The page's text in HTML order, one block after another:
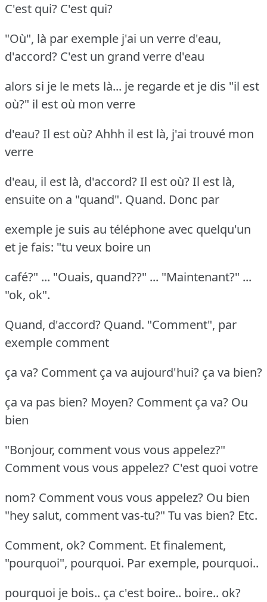
C'est qui? C'est qui?
"Où", là par exemple j'ai un verre d'eau,
d'accord? C'est un grand verre d'eau
alors si je le mets là... je regarde et je dis "il est
où?" il est où mon verre
d'eau? Il est où? Ahhh il est là, j'ai trouvé mon
verre
d'eau, il est là, d'accord? Il est où? Il est là,
ensuite on a "quand". Quand. Donc par
exemple je suis au téléphone avec quelqu'un
et je fais: "tu veux boire un
café?" ... "Ouais, quand??" ... "Maintenant?" ...
"ok, ok".
Quand, d'accord? Quand. "Comment", par
exemple comment
ça va? Comment ça va aujourd'hui? ça va bien?
ça va pas bien? Moyen? Comment ça va? Ou
bien
"Bonjour, comment vous vous appelez?"
Comment vous vous appelez? C'est quoi votre
nom? Comment vous vous appelez? Ou bien
"hey salut, comment vas-tu?" Tu vas bien? Etc.
Comment, ok? Comment. Et finalement,
"pourquoi", pourquoi. Par exemple, pourquoi..
pourquoi je bois.. ça c'est boire.. boire.. ok?